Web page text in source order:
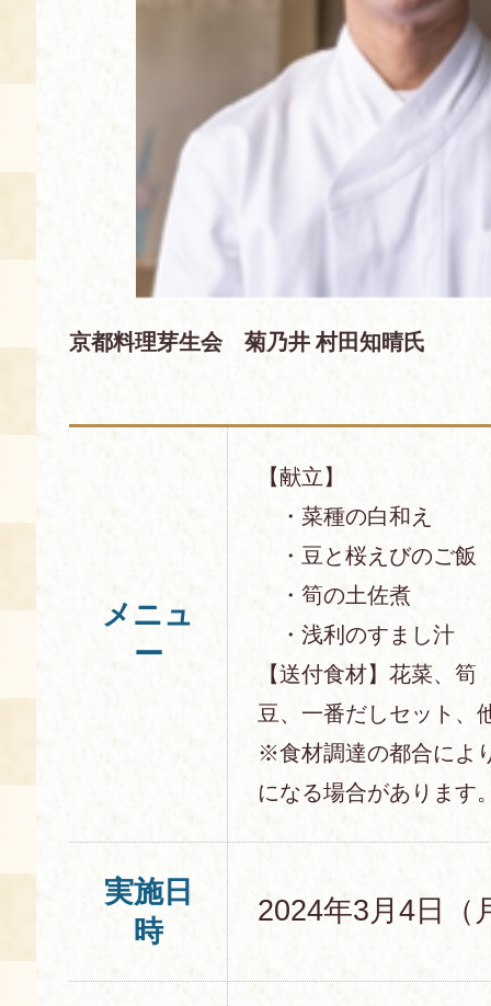
使用料・お支払い方法
食の語り部の部屋
展示見学
講演会付き料理教室
あじわい館弁当
京都料理芽生会 菊乃井 村田知晴氏
メニュ
ー
【献立】
・菜種の白和え
・豆と桜えびのご飯
・筍の土佐煮
・浅利のすまし汁
【送付食材】花菜、筍
豆、一番だしセット、
※食材調達の都合によ
になる場合があります
実施日
時
2024年3月4日（